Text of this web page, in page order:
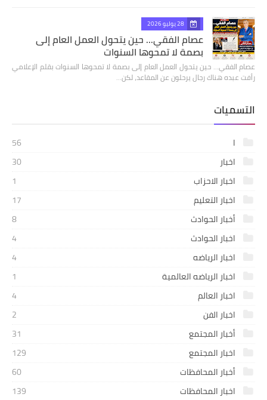
28 يوليو 2026
عصام الفقي... حين يتحول العمل العام إلى
بصمة لا تمحوها السنوات
عصام الفقي... حين يتحول العمل العام إلى بصمة لا تمحوها السنوات بقلم الإعلامي
رأفت عبده هناك رجال يرحلون عن المقاعد، لكن…
التسميات
ا
56
اخبار
30
اخبار الاحزاب
1
اخبار التعليم
17
أخبار الحوادث
8
اخبار الحوادث
4
اخبار الرياضه
4
اخبار الرياضه العالمية
1
اخبار العالم
4
اخبار الفن
2
أخبار المجتمع
31
اخبار المجتمع
129
أخبار المحافظات
60
اخبار المحافظات
139